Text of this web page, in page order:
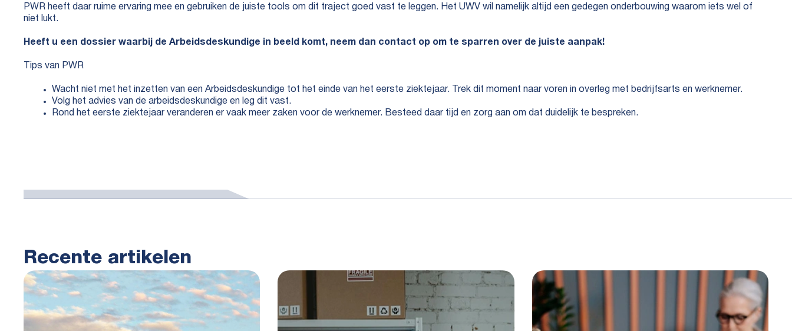
PWR heeft daar ruime ervaring mee en gebruiken de juiste tools om dit traject goed vast te leggen. Het UWV wil namelijk altijd een gedegen onderbouwing waarom iets wel of
niet lukt.
Heeft u een dossier waarbij de Arbeidsdeskundige in beeld komt, neem dan contact op om te sparren over de juiste aanpak!
Tips van PWR
Wacht niet met het inzetten van een Arbeidsdeskundige tot het einde van het eerste ziektejaar. Trek dit moment naar voren in overleg met bedrijfsarts en werknemer.
Volg het advies van de arbeidsdeskundige en leg dit vast.
Rond het eerste ziektejaar veranderen er vaak meer zaken voor de werknemer. Besteed daar tijd en zorg aan om dat duidelijk te bespreken.
Recente artikelen